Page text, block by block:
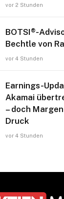
vor 2 Stunden
BOTSI®-
Bechtle von
vor 4 Stunden
Earnings-
Akamai
– doch
Druck
vor 4 Stunden